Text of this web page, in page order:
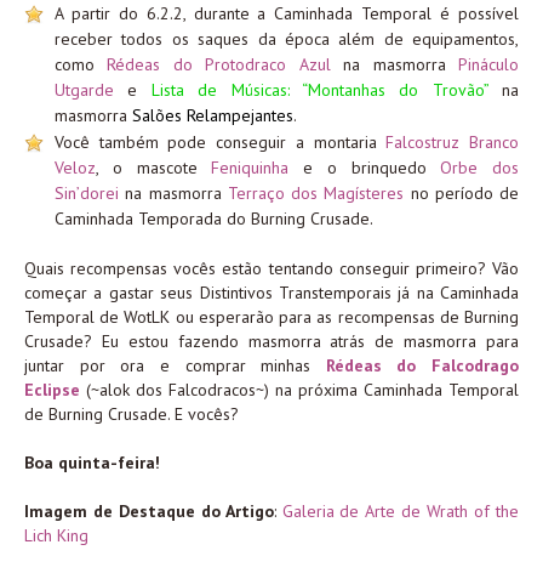
A partir do 6.2.2, durante a Caminhada Temporal é possível
receber todos os saques da época além de equipamentos,
comoRédeas do Protodraco Azulna masmorraPináculo
Utgarde e Lista de Músicas: “Montanhas do Trovão”na
masmorra Salões Relampejantes.
Você também pode conseguir a montariaFalcostruz Branco
Veloz, o mascoteFeniquinha e o brinquedo
Orbe dos
Sin’dorei na masmorra Terraço dos Magísteres no período de
Caminhada Temporada do Burning Crusade.
Quais recompensas vocês estão tentando conseguir primeiro? Vão
começar a gastar seus Distintivos Transtemporais já na Caminhada
Temporal de WotLK ou esperarão para as recompensas de Burning
Crusade? Eu estou fazendo masmorra atrás de masmorra para
juntar por ora e comprar minhas Rédeas do Falcodrago
Eclipse (~alok dos Falcodracos~) na próxima Caminhada Temporal
de Burning Crusade. E vocês?
Boa quinta-feira!
Imagem de Destaque do Artigo: Galeria de Arte de Wrath of the
Lich King